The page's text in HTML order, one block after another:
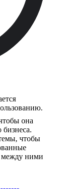
она
бизнеса.
чтобы
между ними